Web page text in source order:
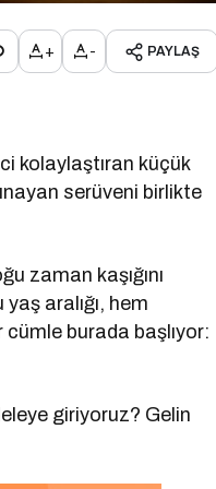
+ - PAYLAŞ
kolaylaştıran küçük
serüveni birlikte
zaman kaşığını
aralığı, hem
burada başlıyor:
giriyoruz? Gelin